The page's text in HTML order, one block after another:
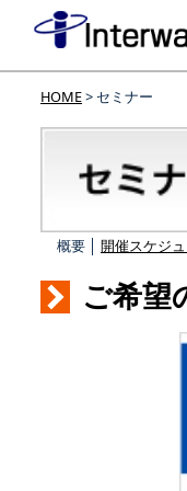
HOME> セミナー
概要 │ 開催スケジ
ご希望